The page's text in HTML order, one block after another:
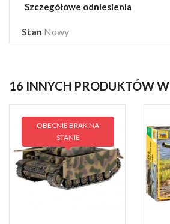
Szczegółowe odniesienia
Stan Nowy
16 INNYCH PRODUKTÓW
OBECNIE BRAK NA
STANIE